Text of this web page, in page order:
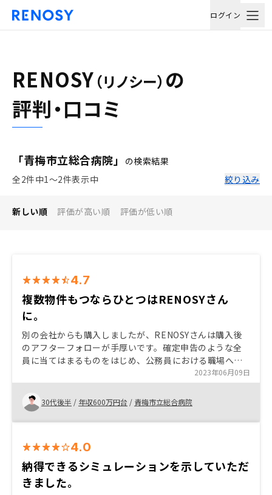
ログイン
RENOSY （リノシー） の
評判・口コミ
「青梅市立総合病院」
の検索結果
全2件中1〜2件表示中
絞り込み
新しい順 評価が高い順 評価が低い順
4.7
複数物件もつならひとつはRENOSYさん
に。
別の会社からも購入しましたが、RENOSYさんは購入後
のアフターフォローが手厚いです。確定申告のような全
員に当てはまるものをはじめ、公務員における職場への
申請の必要性の有無や方法など個人的に聞きたい質問気
軽に聞きやすく、答えて下さいました。大きな買い物は
買う前だけでなく買ったあとから不安になることも多い
と思いますが、ひとつひとつ解決できる安心感はありま
す。複数件所有することも検討している方であれば一件
ます。 年に一回程度物件の売却価値を教えてほしい。
2023年06月09日
30代後半 / 年収600万円台 / 青梅市立総合病院
4.0
納得できるシミュレーションを示していただ
きました。